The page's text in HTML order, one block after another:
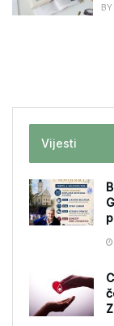
BY
Vijesti